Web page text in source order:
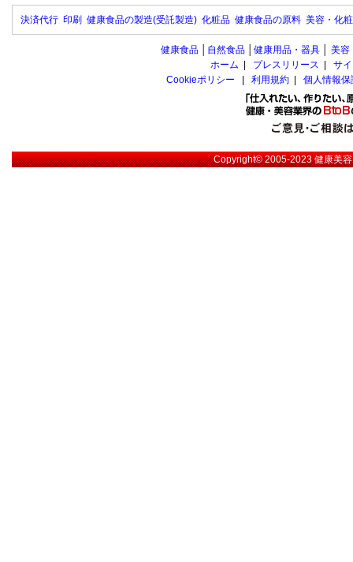
決済代行 印刷 健康食品の製造(受託製造) 化粧品 健康食品の原料 美容・化
健康食品 自然食品 健康用品・器具 美容
ホーム
プレスリリース
サ
Cookieポリシー
利用規約 個人情報
Copyright© 2005-2023健康美